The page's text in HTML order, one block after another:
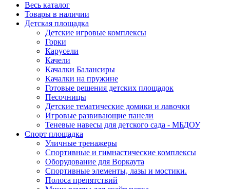
Весь каталог
Товары в наличии
Детская площадка
Детские игровые комплексы
Горки
Карусели
Качели
Качалки Балансиры
Качалки на пружине
Готовые решения детских площадок
Песочницы
Детские тематические домики и лавочки
Игровые развивающие панели
Теневые навесы для детского сада - МБДОУ
Спорт площадка
Уличные тренажеры
Спортивные и гимнастические комплексы
Оборудование для Воркаута
Спортивные элементы, лазы и мостики.
Полоса препятствий